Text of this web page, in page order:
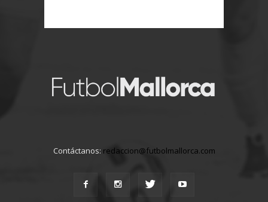
Contáctanos: redaccion@futbolmallorca.com